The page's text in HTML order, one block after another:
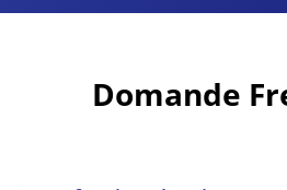
Domande